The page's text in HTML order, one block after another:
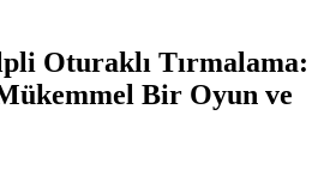
Oturaklı Tırmalama:
Bir Oyun ve